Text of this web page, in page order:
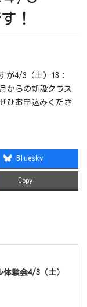
！
が4/3（土）13：
からの新設クラス
ひお申込みくださ
Bluesky
Copy
験会4/3（土）